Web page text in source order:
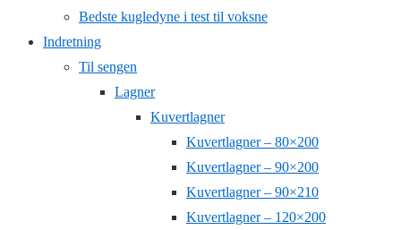
Bedste kugledyne i test til voksne
Indretning
Til sengen
Lagner
Kuvertlagner
Kuvertlagner – 80×200
Kuvertlagner – 90×200
Kuvertlagner – 90×210
Kuvertlagner – 120×200